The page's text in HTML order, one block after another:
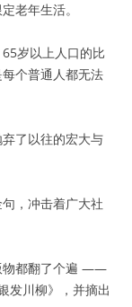
老年生活。
岁以上人口的比
个普通人都无法
了以往的宏大与
，冲击着广大社
物都翻了个遍 ——
发川柳》，并摘出